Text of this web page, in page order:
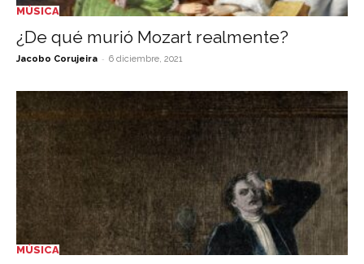
MÚSICA
¿De qué murió Mozart realmente?
Jacobo Corujeira - 6 diciembre, 2021
MÚSICA